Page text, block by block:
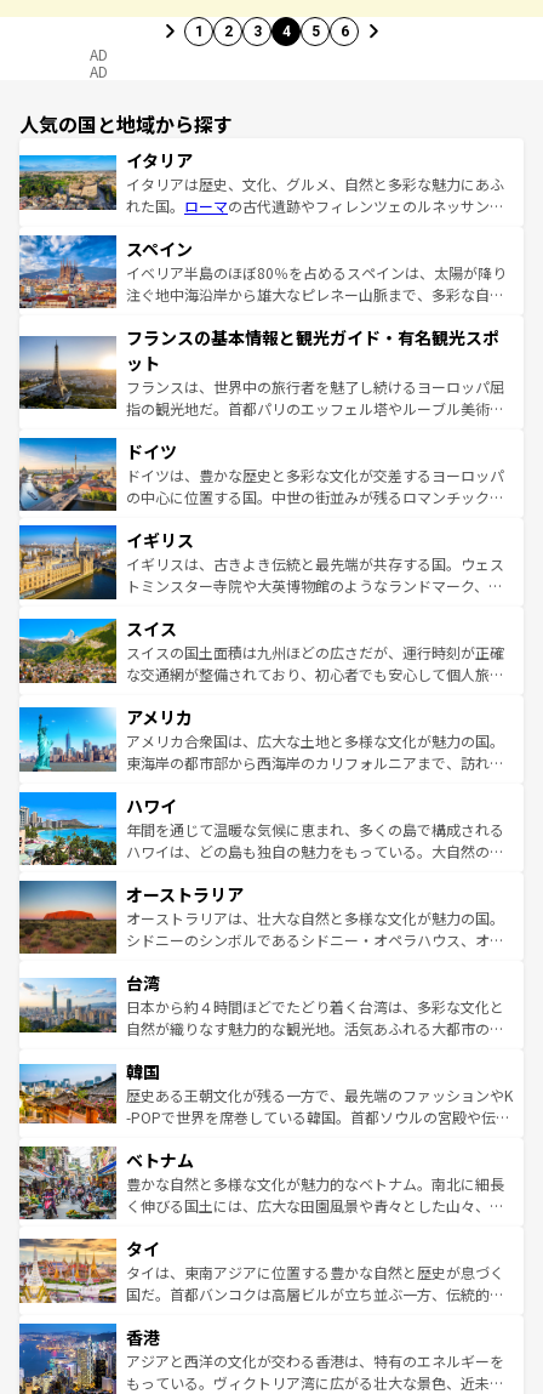
1 2 3 4 5 6
AD
AD
人気の国と地域から探す
イタリア
イタリアは歴史、文化、グルメ、自然と多彩な魅力にあふ
れた国。 ローマの古代遺跡やフィレンツェのルネッサンス
ろん、トスカーナの美しい田園風景やアマルフィ海岸の絶
景など、自然景観も見逃せない。観光の合間には、本場の
ピザやパスタなど、絶品のイタリア料理を堪能することも
ませてくれるイタリアで、忘れられない旅をしてみよう！
なお、新着のイタリア情報は
しい。
スペイン
イベリア半島のほぼ80％を占めるスペインは、太陽が降り
注ぐ地中海沿岸から雄大なピレネー山脈まで、多彩な自然
文化が根付くこの国では、情熱的なフラメンコ、熱気あふ
れる闘牛、そして美味しいタパスが生活の一部となってい
る。首都マドリードの洗練された雰囲気や、バルセロナの
アートに溢れた街角から、地方では古代ローマ遺跡や中世
せる。地方によって風土や気候が異なるスペインはその個
性で訪れる人を魅了する。 なお、新着のスペイン情報は コ
ンテンツ一覧を参照してほしい。
フランスの基本情報と観光ガイド・有名観光スポ
ット
フランスは、世界中の旅行者を魅了し続けるヨーロッパ屈
指の観光地だ。首都パリのエッフェル塔やルーブル美術館
で、幅広い魅力が詰まっている。華麗な宮殿、歴史的な大
聖堂、美しいビーチ、そして豊かな自然が、訪れる者を心
から魅了する。また、フランスは美食の国としても知ら
いる。シャンパンの発祥地であるランス、プロヴァンスの
香り高いラベンダー畑など、多彩な楽しみ方が可能だ。さ
らに、パリ以外の地域にも魅力が溢れており、どの街角に
れる地方に足を運ぶとそれぞれで全く異なる文化を体験で
きるだろう。 なお、新着のフランス情報はコンテンツ一覧
を参照してほしい。
ドイツ
ドイツは、豊かな歴史と多彩な文化が交差するヨーロッパ
の中心に位置する国。中世の街並みが残るロマンチック街
顔を持つこの国は、どこを歩いても飽きることがない。ベ
ルリンの文化的活気、バイエルン州のアルプスの絶景、そ
してライン川沿いのワイン畑といった風景は必見。ビール
は、お酒好きな人にはぜひ体験してほしい。 なお、新着の
ドイツ情報はコンテンツ一覧を参照してほしい。
イギリス
イギリスは、古きよき伝統と最先端が共存する国。ウェス
トミンスター寺院や大英博物館のようなランドマーク、歴
リアごとに異なる魅力がある。また、優雅なアフタヌーン
ティー、ビール好きにはたまらない英国パブ、サッカー観
戦など、本場だからこそできる体験も豊富。イギリスを旅
ンツ一覧を参照してほしい。
スイス
スイスの国土面積は九州ほどの広さだが、運行時刻が正確
な交通網が整備されており、初心者でも安心して個人旅行
の建物がそのまま残る町や、スイスならではのユニークな
博物館もあり、アルプス観光だけでなく町歩きも満喫する
ことができる。国民の所得が高いため物価も高いが、旅行
ば市内交通費無料で観光を楽しむこともできる。 なお、新
着のスイス情報はコンテンツ一覧 を参照してほしい。
アメリカ
アメリカ合衆国は、広大な土地と多様な文化が魅力の国。
東海岸の都市部から西海岸のカリフォルニアまで、訪れる
のような巨大都市は、観光、ショッピング、エンターテイ
ンメントが詰まった刺激的なスポットだ。一方、アメリカ
西部には大自然が広がり、グランドキャニオンやイエロー
部のニューオーリンズでは、音楽と美食が融合した独特の
文化が魅力。旅行者はアメリカの各地域で異なる魅力を楽
しみながら、その多様性と豊かな歴史を感じることができ
ならではの贅沢な旅のスタイルだ。 なお、新着のアメリカ
情報はコンテンツ一覧を参照してほしい。
ハワイ
年間を通じて温暖な気候に恵まれ、多くの島で構成される
ハワイは、どの島も独自の魅力をもっている。大自然の神
ワイ島は見逃せない。また、定番の観光地といえばオアフ
島だが、静かな自然を求めるならマウイ島やカウアイ島が
おすすめ。エメラルドグリーンに輝く海をはじめ、豊かな
れるおもてなしの心で訪れる人々を迎えてくれるハワイの
人々、おいしいローカルフードやハワイアンミュージッ
ク、伝統的なフラダンスなど、すべてがハワイの魅力を彩
ワイを、存分に味わってほしい。 なお、新着のハワイ情報
はコンテンツ一覧を参照してほしい。
オーストラリア
オーストラリアは、壮大な自然と多様な文化が魅力の国。
シドニーのシンボルであるシドニー・オペラハウス、オー
リアリーフや大陸中央部にそびえるウルル（エアーズロッ
ク）、タスマニアの美しい原生林やケアンズの熱帯雨林な
ど、見どころがたくさん。また、カフェやワイン、オージ
いる。アクティビティも充実しており、サーフィンやダイ
ビング、ハイキングなど、アウトドア好きにはたまらな
い。オーストラリアの多彩な魅力を存分に味わいつくそ
参照してほしい。
台湾
日本から約４時間ほどでたどり着く台湾は、多彩な文化と
自然が織りなす魅力的な観光地。活気あふれる大都市の台
ン）、静ひつな山岳地帯である台湾東部など、都市の喧騒
と山間の静けさが共存しており、訪れる人に新しい発見と
驚きをもたらしてくれる。また、奥深い台湾の食文化も魅
容にもいいと評判のスイーツなど、バラエティ豊かな料理
が味わえる。 なお、新着の台湾情報は コンテンツ一覧を参
照してほしい。
韓国
歴史ある王朝文化が残る一方で、最先端のファッションやK
-POPで世界を席巻している韓国。首都ソウルの宮殿や伝統
き、地方に足を延ばせば四季折々の自然美を楽しむことが
できる。そして、キムチや焼肉、絶品のストリートフード
まで、さまざまな韓国料理が待っている。夜には、韓国な
リティに包まれながら、韓国の多彩な魅力を心ゆくまで味
わってみてほしい。 なお、新着の韓国情報はコンテンツ一
覧を参照してほしい。
ベトナム
豊かな自然と多様な文化が魅力的なベトナム。南北に細長
く伸びる国土には、広大な田園風景や青々とした山々、世
急速な発展と共に伝統が息づく。ハノイの古い町並みやホ
ーチミン市のフランス統治時代の建物も、独特の雰囲気を
醸し出している。また、バラエティの豊かさとおいしさで
とつ。フォーやバインミー、ベトナムコーヒーなどは、ぜ
ひ現地で味わいたい。どの地域を訪れてもあたたかい人々
が旅行者を迎えてくれるので、きっと忘れられない旅にな
タイ
タイは、東南アジアに位置する豊かな自然と歴史が息づく
国だ。首都バンコクは高層ビルが立ち並ぶ一方、伝統的な
の活気が交差している。北部ではチェンマイなどの山岳地
帯で自然と触れ合い、南部ではプーケットやクラビの美し
いビーチでリゾート気分を楽しむことができる。タイ料理
香港
アジアと西洋の文化が交わる香港は、特有のエネルギーを
もっている。ヴィクトリア湾に広がる壮大な景色、近未来